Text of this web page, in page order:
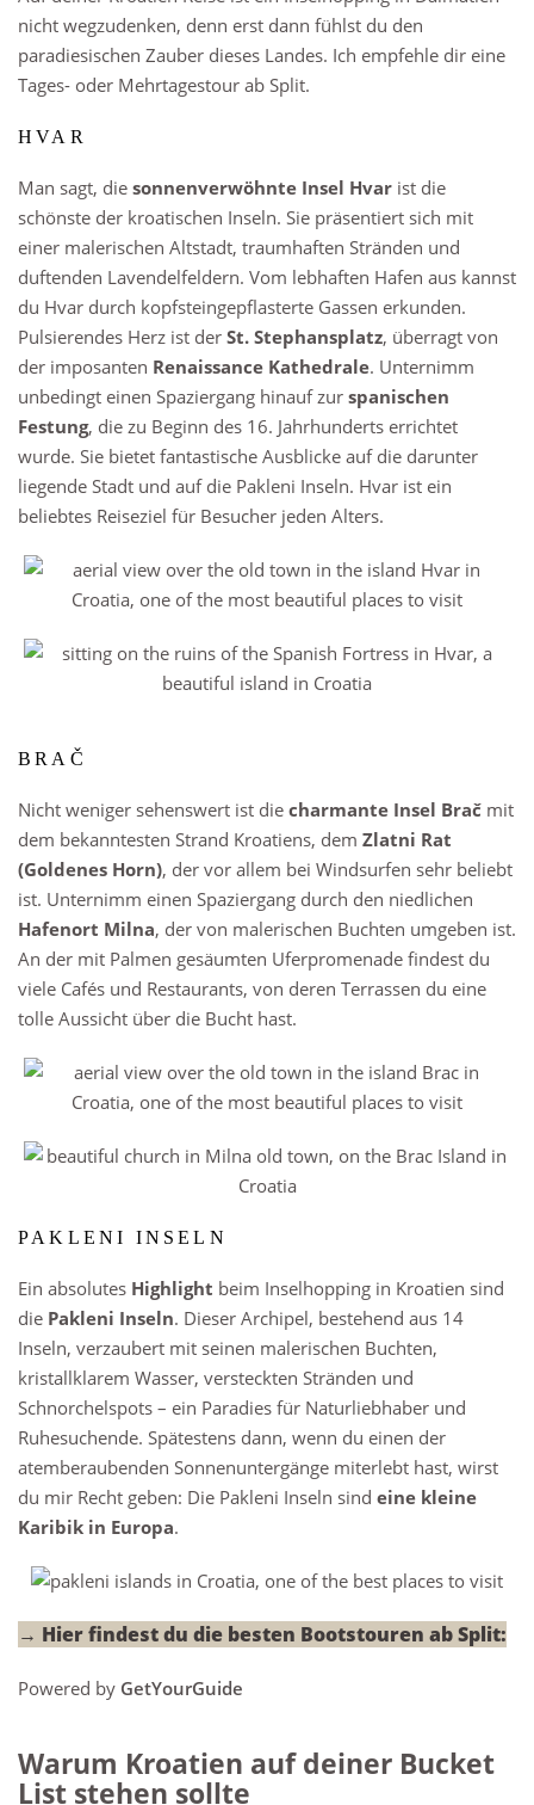
nicht wegzudenken, denn erst dann fühlst du den
paradiesischen Zauber dieses Landes. Ich empfehle dir eine
Tages- oder Mehrtagestour ab Split.
HVAR
Man sagt, die sonnenverwöhnte Insel Hvar ist die
schönste der kroatischen Inseln. Sie präsentiert sich mit
einer malerischen Altstadt, traumhaften Stränden und
duftenden Lavendelfeldern. Vom lebhaften Hafen aus kannst
du Hvar durch kopfsteingepflasterte Gassen erkunden.
Pulsierendes Herz ist der St. Stephansplatz, überragt von
der imposanten Renaissance Kathedrale. Unternimm
unbedingt einen Spaziergang hinauf zur spanischen
Festung, die zu Beginn des 16. Jahrhunderts errichtet
wurde. Sie bietet fantastische Ausblicke auf die darunter
liegende Stadt und auf die Pakleni Inseln. Hvar ist ein
beliebtes Reiseziel für Besucher jeden Alters.
BRAČ
Nicht weniger sehenswert ist die charmante Insel Brač mit
dem bekanntesten Strand Kroatiens, dem Zlatni Rat
(Goldenes Horn), der vor allem bei Windsurfen sehr beliebt
ist. Unternimm einen Spaziergang durch den niedlichen
Hafenort Milna, der von malerischen Buchten umgeben ist.
An der mit Palmen gesäumten Uferpromenade findest du
viele Cafés und Restaurants, von deren Terrassen du eine
tolle Aussicht über die Bucht hast.
PAKLENI INSELN
Ein absolutes Highlight beim Inselhopping in Kroatien sind
die Pakleni Inseln. Dieser Archipel, bestehend aus 14
Inseln, verzaubert mit seinen malerischen Buchten,
kristallklarem Wasser, versteckten Stränden und
Schnorchelspots – ein Paradies für Naturliebhaber und
Ruhesuchende. Spätestens dann, wenn du einen der
atemberaubenden Sonnenuntergänge miterlebt hast, wirst
du mir Recht geben: Die Pakleni Inseln sind eine kleine
Karibik in Europa.
→ Hier findest du die besten Bootstouren ab Split:
Powered by GetYourGuide
Warum Kroatien auf deiner Bucket
List stehen sollte